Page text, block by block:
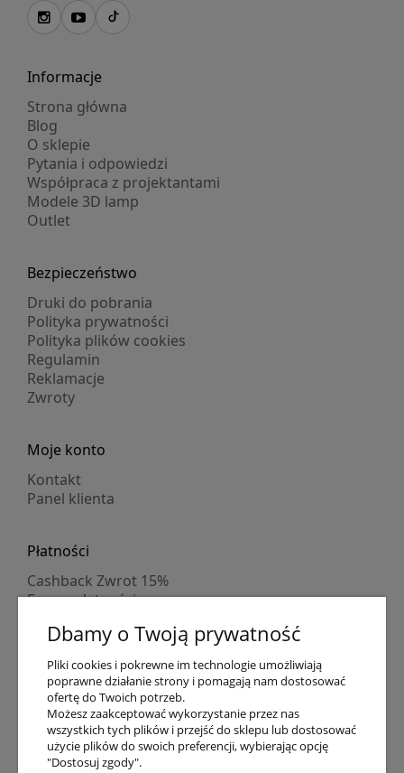
Informacje
Strona główna
Blog
O sklepie
Pytania i odpowiedzi
Współpraca z projektantami
Modele 3D lamp
Outlet
Bezpieczeństwo
Druki do pobrania
Polityka prywatności
Polityka plików cookies
Regulamin
Reklamacje
Zwroty
Moje konto
Kontakt
Panel klienta
Płatności
Cashback Zwrot 15%
Formy płatności
Numer konta
PayPo kupujesz, nie płacisz
Progi rabatowe
Promocje
Dostawa
Dbamy o Twoją prywatność
Pliki cookies i pokrewne im technologie umożliwiają
poprawne działanie strony i pomagają nam dostosować
ofertę do Twoich potrzeb.
Możesz zaakceptować wykorzystanie przez nas
wszystkich tych plików i przejść do sklepu lub dostosować
użycie plików do swoich preferencji, wybierając opcję
"Dostosuj zgody".